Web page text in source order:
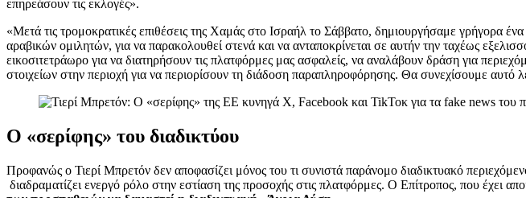
επηρεάσουν τις εκλογές».
«Μετά τις τρομοκρατικές επιθέσεις της Χαμάς στο Ισραήλ το Σάββατο, δημιουργήσαμε γρήγορα
αραβικών ομιλητών, για να παρακολουθεί στενά και να ανταποκρίνεται σε αυτήν την ταχέως
εικοσιτετράωρο για να διατηρήσουν τις πλατφόρμες μας ασφαλείς, να αναλάβουν δράση για
στοιχείων στην περιοχή για να περιορίσουν τη διάδοση παραπληροφόρησης. Θα συνεχίσουμε αυτό
Ο «σερίφης» του διαδικτύου
Προφανώς ο Τιερί Μπρετόν δεν αποφασίζει μόνος του τι συνιστά παράνομο διαδικτυακό
διαδραματίζει ενεργό ρόλο στην εστίαση της προσοχής στις πλατφόρμες. Ο Επίτροπος, που έχει